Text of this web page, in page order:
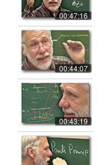
00:47:16
00:44:07
00:43:19